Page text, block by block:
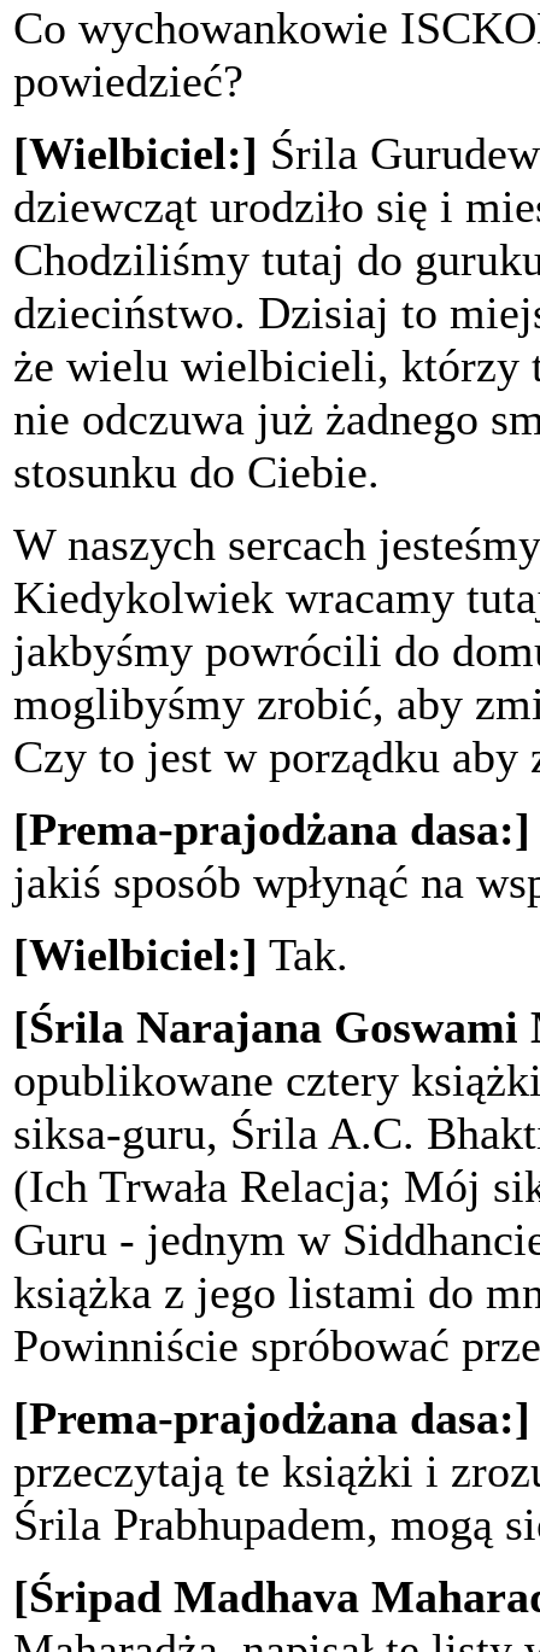
Co wychowankowie
powiedzieć?
[Wielbiciel:] Śrila
dziewcząt urodziło się i
Chodziliśmy tutaj do
dzieciństwo. Dzisiaj to
że wielu wielbicieli, którzy
nie odczuwa już żadnego
stosunku do Ciebie.
W naszych sercach
Kiedykolwiek wracamy
jakbyśmy powrócili do
moglibyśmy zrobić, aby
Czy to jest w porządku
[Prema-prajodżana dasa:]
jakiś sposób wpłynąć na
[Wielbiciel:] Tak.
[Śrila Narajana Goswami
opublikowane cztery
siksa-guru, Śrila A.C.
(Ich Trwała Relacja; Mój
Guru - jednym w
książka z jego listami do
Powinniście spróbować
[Prema-prajodżana dasa:]
przeczytają te książki i
Śrila Prabhupadem, mogą
[Śripad Madhava